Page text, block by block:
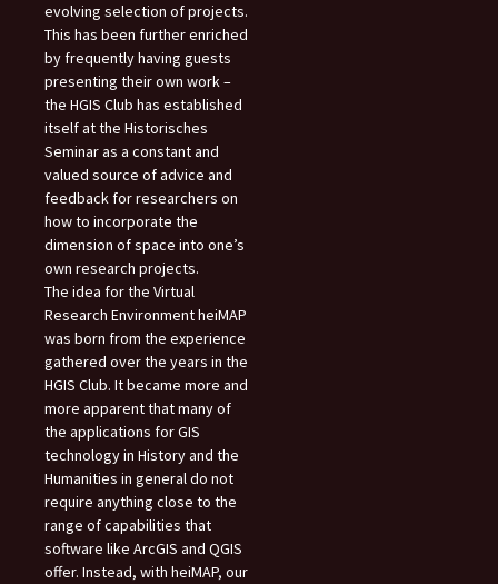
evolving selection of projects.
This has been further enriched
by frequently having guests
presenting their own work –
the HGIS Club has established
itself at the Historisches
Seminar as a constant and
valued source of advice and
feedback for researchers on
how to incorporate the
dimension of space into one’s
own research projects.
The idea for the Virtual
Research Environment heiMAP
was born from the experience
gathered over the years in the
HGIS Club. It became more and
more apparent that many of
the applications for GIS
technology in History and the
Humanities in general do not
require anything close to the
range of capabilities that
software like ArcGIS and QGIS
offer. Instead, with heiMAP, our